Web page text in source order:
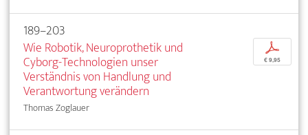
189–203
Wie Robotik, Neuroprothetik und
Cyborg-Technologien unser
Verständnis von Handlung und
Verantwortung verändern
Thomas Zoglauer
p
€ 9,95